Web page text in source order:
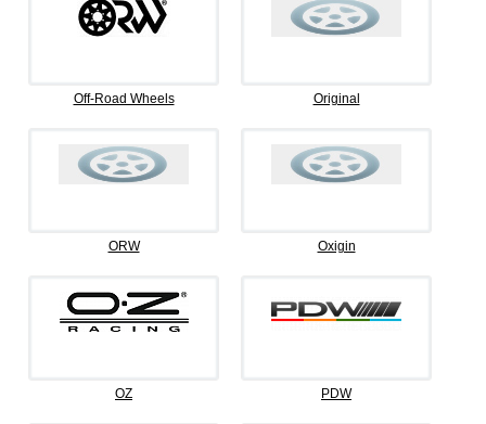
Off-Road Wheels Original
ORW Oxigin
OZ PDW